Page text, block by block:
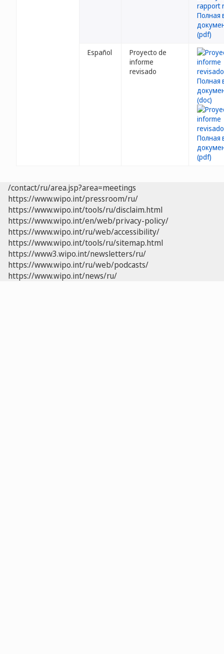
Español
Proyecto de
informe
revisado
/contact/ru/area.jsp?area=meetings
https://www.wipo.int/pressroom/ru/
https://www.wipo.int/tools/ru/disclaim.html
https://www.wipo.int/en/web/privacy-policy/
https://www.wipo.int/ru/web/accessibility/
https://www.wipo.int/tools/ru/sitemap.html
https://www3.wipo.int/newsletters/ru/
https://www.wipo.int/ru/web/podcasts/
https://www.wipo.int/news/ru/